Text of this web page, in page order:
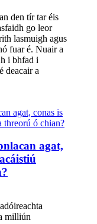
den tír tar éis
go leor
lasmuigh agus
fuar é. Nuair a
i bhfad i
deacair a
agat,
milliún